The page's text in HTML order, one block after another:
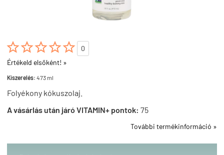

0
Értékeld elsőként! »
Kiszerelés: 473 ml
Folyékony kókuszolaj.
A vásárlás után járó VITAMIN+ pontok: 75
További termékinformáció »